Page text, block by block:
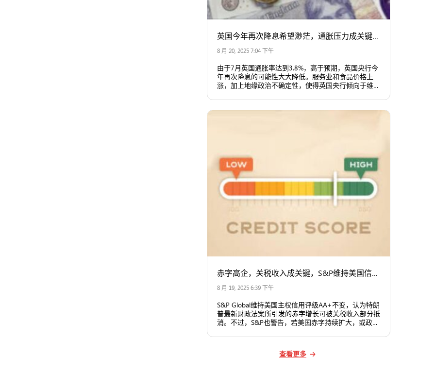
英国今年再次降息希望渺茫，通胀压力成关键因素
8 月 20, 2025 7:04 下午
由于7月英国通胀率达到3.8%，高于预期，英国央行今
年再次降息的可能性大大降低。服务业和食品价格上
涨，加上地缘政治不确定性，使得英国央行倾向于维持
赤字高企，关税收入成关键，S&P维持美国信用评级不变
8 月 19, 2025 6:39 下午
S&P Global维持美国主权信用评级AA+不变，认为特朗
普最新财政法案所引发的赤字增长可被关税收入部分抵
消。不过，S&P也警告，若美国赤字持续扩大，或政治
来可能面临压力。
查看更多